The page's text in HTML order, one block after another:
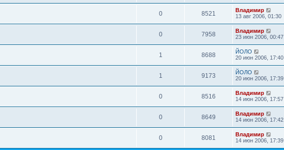
0 8521
Владимир
13 авг 2006, 01:30
0 7958
Владимир
23 июн 2006, 00:47
1 8688
ЙОЛО
20 июн 2006, 17:40
1 9173
ЙОЛО
20 июн 2006, 17:39
0 8516
Владимир
14 июн 2006, 17:57
0 8649
Владимир
14 июн 2006, 17:42
0 8081
Владимир
14 июн 2006, 17:39